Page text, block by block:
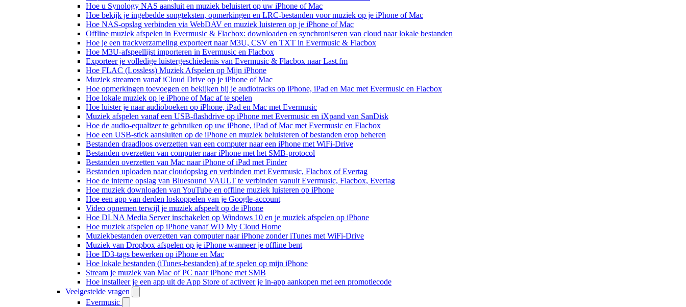
Hoe u Synology NAS aansluit en muziek beluistert op uw iPhone of Mac
Hoe bekijk je ingebedde songteksten, opmerkingen en LRC-bestanden voor muziek op je iPhone of Mac
Hoe NAS-opslag verbinden via WebDAV en muziek luisteren op je iPhone of Mac
Offline muziek afspelen in Evermusic & Flacbox: downloaden en synchroniseren van cloud naar lokale bestanden
Hoe je een trackverzameling exporteert naar M3U, CSV en TXT in Evermusic & Flacbox
Hoe M3U-afspeellijst importeren in Evermusic en Flacbox
Exporteer je volledige luistergeschiedenis van Evermusic & Flacbox naar Last.fm
Hoe FLAC (Lossless) Muziek Afspelen op Mijn iPhone
Muziek streamen vanaf iCloud Drive op je iPhone of Mac
Hoe opmerkingen toevoegen en bekijken bij je audiotracks op iPhone, iPad en Mac met Evermusic en Flacbox
Hoe lokale muziek op je iPhone of Mac af te spelen
Hoe luister je naar audioboeken op iPhone, iPad en Mac met Evermusic
Muziek afspelen vanaf een USB-flashdrive op iPhone met Evermusic en iXpand van SanDisk
Hoe de audio-equalizer te gebruiken op uw iPhone, iPad of Mac met Evermusic en Flacbox
Hoe een USB-stick aansluiten op de iPhone en muziek beluisteren of bestanden erop beheren
Bestanden draadloos overzetten van een computer naar een iPhone met WiFi-Drive
Bestanden overzetten van computer naar iPhone met het SMB-protocol
Bestanden overzetten van Mac naar iPhone of iPad met Finder
Bestanden uploaden naar cloudopslag en verbinden met Evermusic, Flacbox of Evertag
Hoe de interne opslag van Bluesound VAULT te verbinden vanuit Evermusic, Flacbox, Evertag
Hoe muziek downloaden van YouTube en offline muziek luisteren op iPhone
Hoe een app van derden loskoppelen van je Google-account
Video opnemen terwijl je muziek afspeelt op de iPhone
Hoe DLNA Media Server inschakelen op Windows 10 en je muziek afspelen op iPhone
Hoe muziek afspelen op iPhone vanaf WD My Cloud Home
Muziekbestanden overzetten van computer naar iPhone zonder iTunes met WiFi-Drive
Muziek van Dropbox afspelen op je iPhone wanneer je offline bent
Hoe ID3-tags bewerken op iPhone en Mac
Hoe lokale bestanden (iTunes-bestanden) af te spelen op mijn iPhone
Stream je muziek van Mac of PC naar iPhone met SMB
Hoe installeer je een app uit de App Store of activeer je in-app aankopen met een promotiecode
Veelgestelde vragen
Evermusic